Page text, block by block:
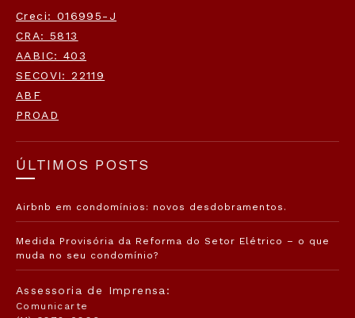
Creci: 016995-J
CRA: 5813
AABIC: 403
SECOVI: 22119
ABF
PROAD
ÚLTIMOS POSTS
Airbnb em condomínios: novos desdobramentos.
Medida Provisória da Reforma do Setor Elétrico – o que
muda no seu condomínio?
Assessoria de Imprensa:
Comunicarte